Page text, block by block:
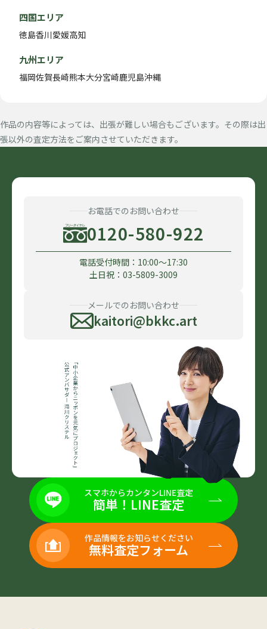
四国エリア
徳島香川愛媛高知
九州エリア
福岡佐賀長崎熊本大分宮崎鹿児島沖縄
作品の内容等によっては、出張が難しい場合もございます。その際は出
張以外の査定方法をご案内させていただきます。
お電話でのお問い合わせ
0120-580-922
電話受付時間：10:00〜17:30
土日祝：03-5809-3009
メールでのお問い合わせ
kaitori@bkkc.art
スマホからカンタンLINE査定
簡単！LINE査定
作品情報をお知らせください
無料査定フォーム